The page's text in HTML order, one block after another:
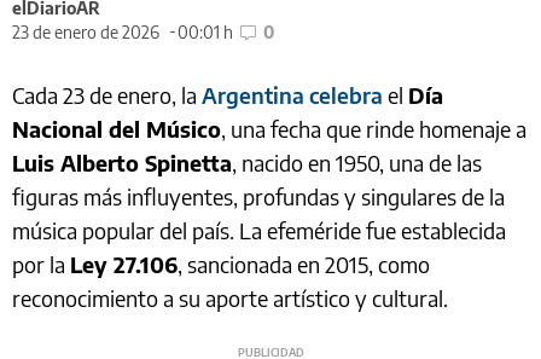
elDiarioAR
23 de enero de 2026
00:01 h 0
Cada 23 de enero, la Argentina celebra el Día
Nacional del Músico, una fecha que rinde homenaje a
Luis Alberto Spinetta, nacido en 1950, una de las
figuras más influyentes, profundas y singulares de la
música popular del país. La efeméride fue establecida
por la Ley 27.106, sancionada en 2015, como
reconocimiento a su aporte artístico y cultural.